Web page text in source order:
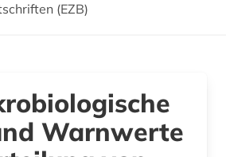
(EZB)
Warnwerte